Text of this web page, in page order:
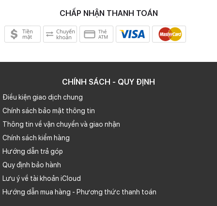
CHẤP NHẬN THANH TOÁN
CHÍNH SÁCH - QUY ĐỊNH
Điều kiện giao dịch chung
Chính sách bảo mật thông tin
Thông tin về vận chuyển và giao nhận
Chính sách kiểm hàng
Hướng dẫn trả góp
Quy định bảo hành
Lưu ý về tài khoản iCloud
Hướng dẫn mua hàng - Phương thức thanh toán